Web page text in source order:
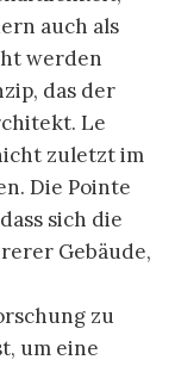
auch als
werden
das der
Le
zuletzt im
Die Pointe
sich die
Gebäude,
zu
um eine